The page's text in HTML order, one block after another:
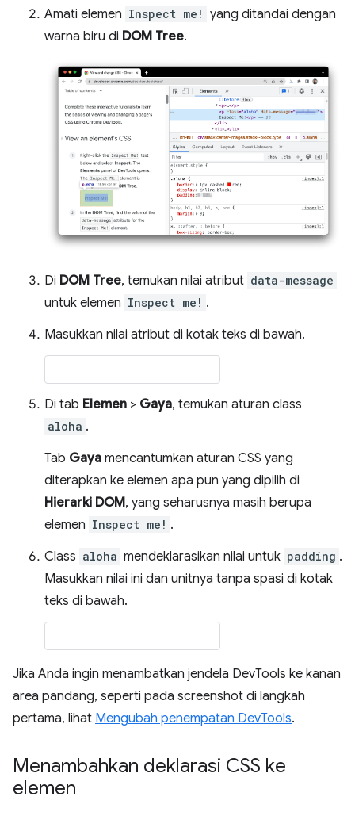
Amati elemen Inspect me! yang ditandai dengan
warna biru di DOM Tree.
Di DOM Tree, temukan nilai atribut data-message
untuk elemen Inspect me! .
Masukkan nilai atribut di kotak teks di bawah.
Di tab Elemen > Gaya, temukan aturan class
aloha .
Tab Gaya mencantumkan aturan CSS yang
diterapkan ke elemen apa pun yang dipilih di
Hierarki DOM, yang seharusnya masih berupa
elemen Inspect me! .
Class aloha mendeklarasikan nilai untuk padding .
Masukkan nilai ini dan unitnya tanpa spasi di kotak
teks di bawah.
Jika Anda ingin menambatkan jendela DevTools ke kanan
area pandang, seperti pada screenshot di langkah
pertama, lihat Mengubah penempatan DevTools.
Menambahkan deklarasi CSS ke
elemen